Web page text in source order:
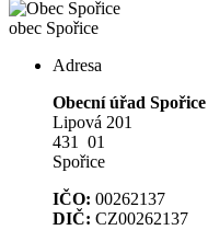
obec Spořice
Adresa
Obecní úřad Spořice
Lipová 201
431 01
Spořice
IČO: 00262137
DIČ: CZ00262137